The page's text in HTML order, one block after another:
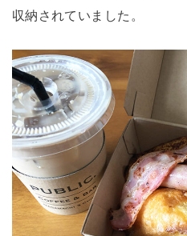
収納されていました。